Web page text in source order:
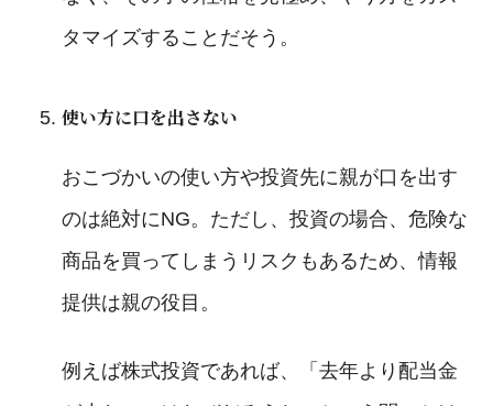
タマイズすることだそう。
使い方に口を出さない
おこづかいの使い方や投資先に親が口を出す
のは絶対にNG。ただし、投資の場合、危険な
商品を買ってしまうリスクもあるため、情報
提供は親の役目。
例えば株式投資であれば、「去年より配当金